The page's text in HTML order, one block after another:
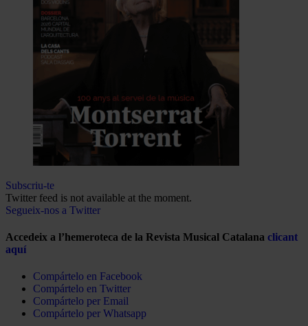
Subscriu-te
Twitter feed is not available at the moment.
Segueix-nos a Twitter
Accedeix a l’hemeroteca de la Revista Musical Catalana clicant
aquí
Compártelo en Facebook
Compártelo en Twitter
Compártelo per Email
Compártelo per Whatsapp